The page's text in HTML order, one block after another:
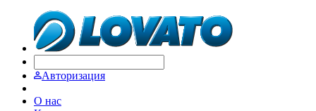
Авторизация
О нас